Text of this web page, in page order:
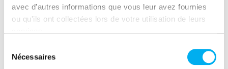
avec d'autres informations que vous leur avez fournies
ou qu'ils ont collectées lors de votre utilisation de leurs
Nécessaires
Cette liste non-exhaustive vous permettra de
déterminer s’il est nécessaire d’ajuster vos
Le nombre de prospects contactés (par